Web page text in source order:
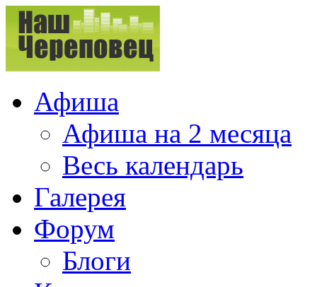
Афиша
Афиша на 2 месяца
Весь календарь
Галерея
Форум
Блоги